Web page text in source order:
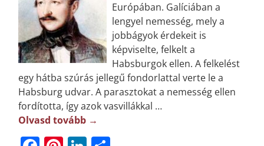
Európában. Galíciában a
lengyel nemesség, mely a
jobbágyok érdekeit is
képviselte, felkelt a
Habsburgok ellen. A felkelést
egy hátba szúrás jellegű fondorlattal verte le a
Habsburg udvar. A parasztokat a nemesség ellen
fordította, így azok vasvillákkal …
Olvasd tovább →